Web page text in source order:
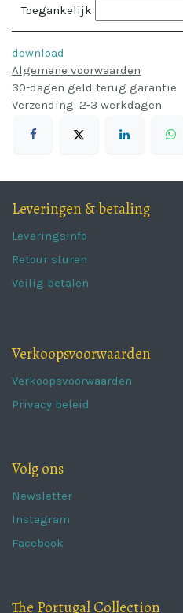
Toegankelijk
download
Algemene voorwaarden
30-dagen geld terug garantie
Verzending: 2-3 werkdagen
Leveringen & betaling
Leveringsinfo
Retour sturen
Veilig betalen
Verkoopsvoorwaarden
Verkoopsvoorwaarden
Privacy beleid
Volg ons
Newsletter
Instagram
Facebook
The Portugal Collection